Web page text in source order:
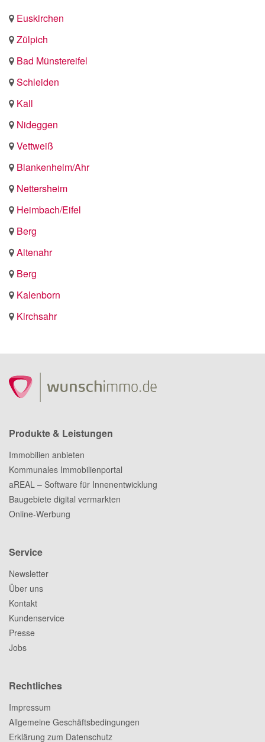
Euskirchen
Zülpich
Bad Münstereifel
Schleiden
Kall
Nideggen
Vettweiß
Blankenheim/Ahr
Nettersheim
Heimbach/Eifel
Berg
Altenahr
Berg
Kalenborn
Kirchsahr
Produkte & Leistungen
Immobilien anbieten
Kommunales Immobilienportal
aREAL – Software für Innenentwicklung
Baugebiete digital vermarkten
Online-Werbung
Service
Newsletter
Über uns
Kontakt
Kundenservice
Presse
Jobs
Rechtliches
Impressum
Allgemeine Geschäftsbedingungen
Erklärung zum Datenschutz